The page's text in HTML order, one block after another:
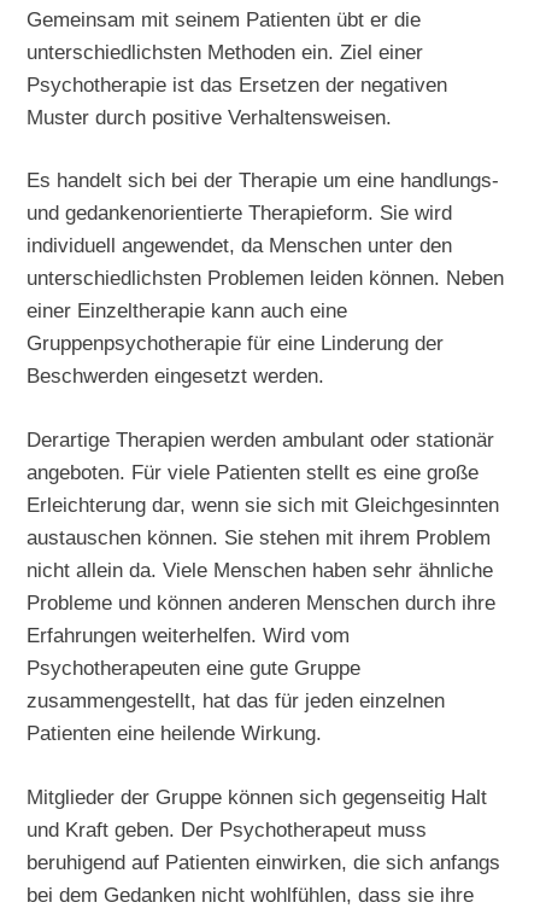
Gemeinsam mit seinem Patienten übt er die
unterschiedlichsten Methoden ein. Ziel einer
Psychotherapie ist das Ersetzen der negativen
Muster durch positive Verhaltensweisen.
Es handelt sich bei der Therapie um eine handlungs-
und gedankenorientierte Therapieform. Sie wird
individuell angewendet, da Menschen unter den
unterschiedlichsten Problemen leiden können. Neben
einer Einzeltherapie kann auch eine
Gruppenpsychotherapie für eine Linderung der
Beschwerden eingesetzt werden.
Derartige Therapien werden ambulant oder stationär
angeboten. Für viele Patienten stellt es eine große
Erleichterung dar, wenn sie sich mit Gleichgesinnten
austauschen können. Sie stehen mit ihrem Problem
nicht allein da. Viele Menschen haben sehr ähnliche
Probleme und können anderen Menschen durch ihre
Erfahrungen weiterhelfen. Wird vom
Psychotherapeuten eine gute Gruppe
zusammengestellt, hat das für jeden einzelnen
Patienten eine heilende Wirkung.
Mitglieder der Gruppe können sich gegenseitig Halt
und Kraft geben. Der Psychotherapeut muss
beruhigend auf Patienten einwirken, die sich anfangs
bei dem Gedanken nicht wohlfühlen, dass sie ihre